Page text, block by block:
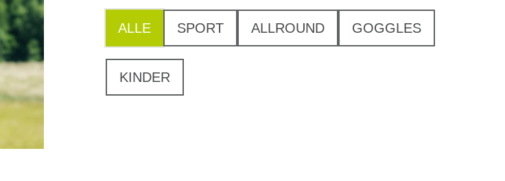
ALLE SPORT ALLROUND GOGGLES
KINDER